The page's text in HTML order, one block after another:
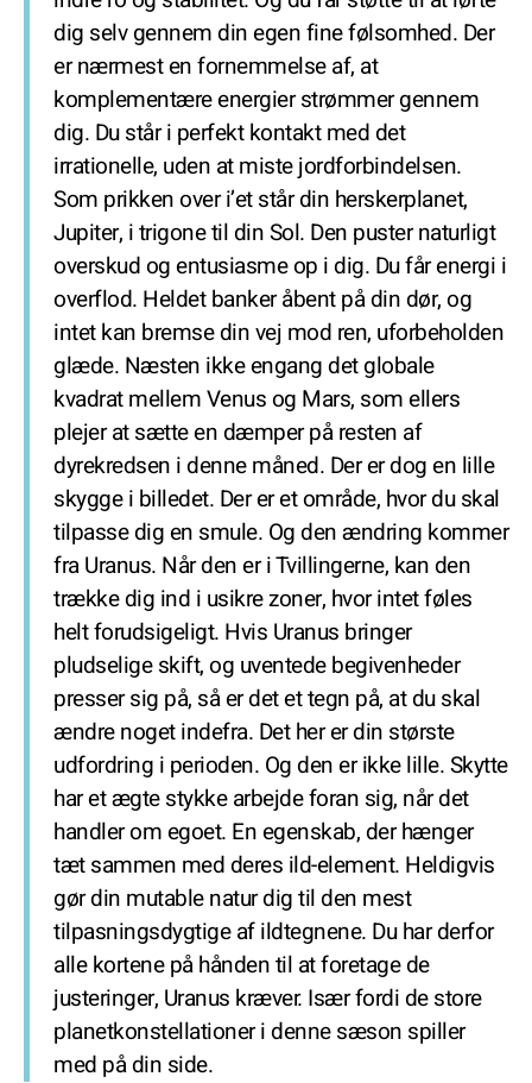
dig selv gennem din egen fine følsomhed. Der
er nærmest en fornemmelse af, at
komplementære energier strømmer gennem
dig. Du står i perfekt kontakt med det
irrationelle, uden at miste jordforbindelsen.
Som prikken over i’et står din herskerplanet,
Jupiter, i trigone til din Sol. Den puster naturligt
overskud og entusiasme op i dig. Du får energi i
overflod. Heldet banker åbent på din dør, og
intet kan bremse din vej mod ren, uforbeholden
glæde. Næsten ikke engang det globale
kvadrat mellem Venus og Mars, som ellers
plejer at sætte en dæmper på resten af
dyrekredsen i denne måned. Der er dog en lille
skygge i billedet. Der er et område, hvor du skal
tilpasse dig en smule. Og den ændring kommer
fra Uranus. Når den er i Tvillingerne, kan den
trække dig ind i usikre zoner, hvor intet føles
helt forudsigeligt. Hvis Uranus bringer
pludselige skift, og uventede begivenheder
presser sig på, så er det et tegn på, at du skal
ændre noget indefra. Det her er din største
udfordring i perioden. Og den er ikke lille. Skytte
har et ægte stykke arbejde foran sig, når det
handler om egoet. En egenskab, der hænger
tæt sammen med deres ild-element. Heldigvis
gør din mutable natur dig til den mest
tilpasningsdygtige af ildtegnene. Du har derfor
alle kortene på hånden til at foretage de
justeringer, Uranus kræver. Især fordi de store
planetkonstellationer i denne sæson spiller
med på din side.